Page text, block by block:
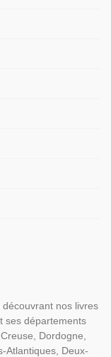
nos livres
ses départements
Dordogne,
Atlantiques, Deux-